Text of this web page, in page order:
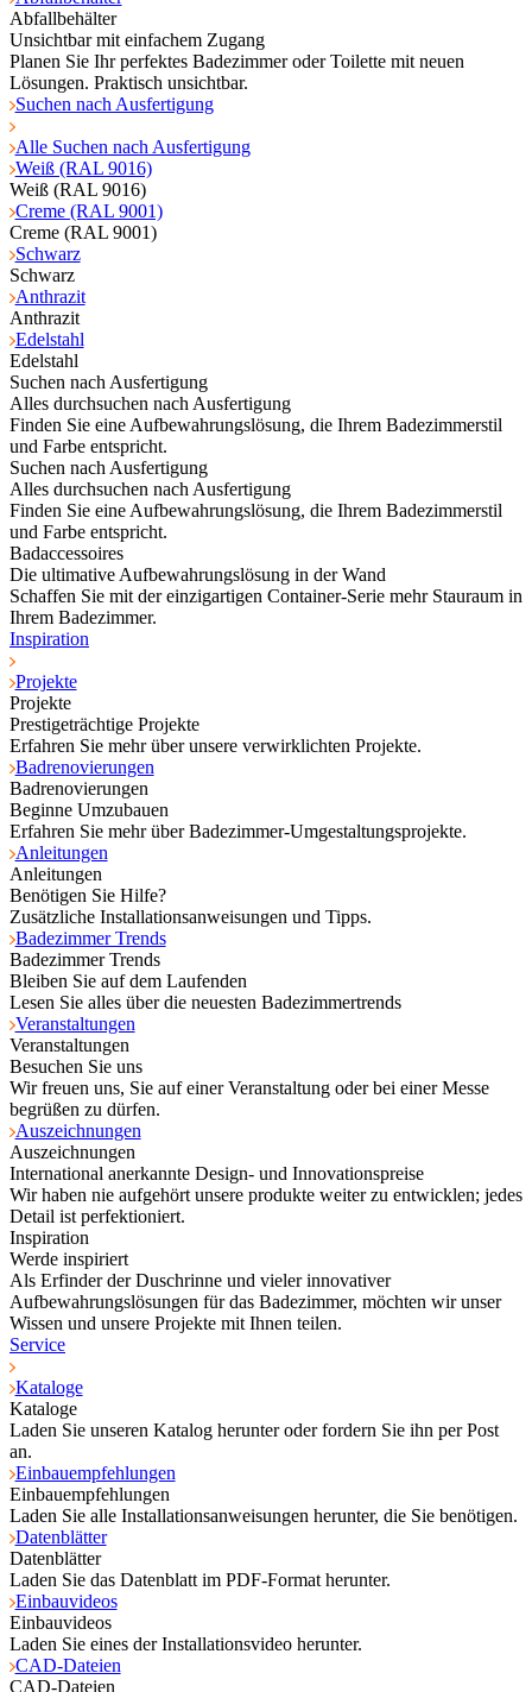
Abfallbehälter
Unsichtbar mit einfachem Zugang
Planen Sie Ihr perfektes Badezimmer oder Toilette mit neuen
Lösungen. Praktisch unsichtbar.
Suchen nach Ausfertigung
Alle Suchen nach Ausfertigung
Weiß (RAL 9016)
Weiß (RAL 9016)
Creme (RAL 9001)
Creme (RAL 9001)
Schwarz
Schwarz
Anthrazit
Anthrazit
Edelstahl
Edelstahl
Suchen nach Ausfertigung
Alles durchsuchen nach Ausfertigung
Finden Sie eine Aufbewahrungslösung, die Ihrem Badezimmerstil
und Farbe entspricht.
Suchen nach Ausfertigung
Alles durchsuchen nach Ausfertigung
Finden Sie eine Aufbewahrungslösung, die Ihrem Badezimmerstil
und Farbe entspricht.
Badaccessoires
Die ultimative Aufbewahrungslösung in der Wand
Schaffen Sie mit der einzigartigen Container-Serie mehr Stauraum in
Ihrem Badezimmer.
Inspiration
Projekte
Projekte
Prestigeträchtige Projekte
Erfahren Sie mehr über unsere verwirklichten Projekte.
Badrenovierungen
Badrenovierungen
Beginne Umzubauen
Erfahren Sie mehr über Badezimmer-Umgestaltungsprojekte.
Anleitungen
Anleitungen
Benötigen Sie Hilfe?
Zusätzliche Installationsanweisungen und Tipps.
Badezimmer Trends
Badezimmer Trends
Bleiben Sie auf dem Laufenden
Lesen Sie alles über die neuesten Badezimmertrends
Veranstaltungen
Veranstaltungen
Besuchen Sie uns
Wir freuen uns, Sie auf einer Veranstaltung oder bei einer Messe
begrüßen zu dürfen.
Auszeichnungen
Auszeichnungen
International anerkannte Design- und Innovationspreise
Wir haben nie aufgehört unsere produkte weiter zu entwicklen; jedes
Detail ist perfektioniert.
Inspiration
Werde inspiriert
Als Erfinder der Duschrinne und vieler innovativer
Aufbewahrungslösungen für das Badezimmer, möchten wir unser
Wissen und unsere Projekte mit Ihnen teilen.
Service
Kataloge
Kataloge
Laden Sie unseren Katalog herunter oder fordern Sie ihn per Post
an.
Einbauempfehlungen
Einbauempfehlungen
Laden Sie alle Installationsanweisungen herunter, die Sie benötigen.
Datenblätter
Datenblätter
Laden Sie das Datenblatt im PDF-Format herunter.
Einbauvideos
Einbauvideos
Laden Sie eines der Installationsvideo herunter.
CAD-Dateien
CAD-Dateien